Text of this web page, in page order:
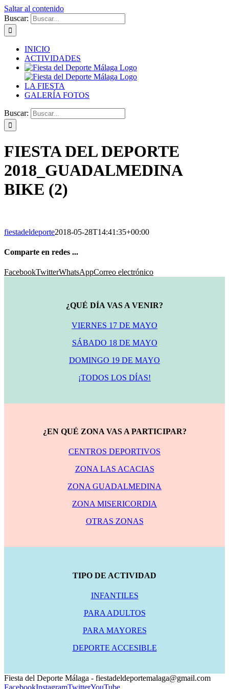
Saltar al contenido
Buscar:
INICIO
ACTIVIDADES
LA FIESTA
GALERÍA FOTOS
Buscar:
FIESTA DEL DEPORTE
2018_GUADALMEDINA
BIKE (2)
fiestadeldeporte2018-05-28T14:41:35+00:00
Comparte en redes ...
FacebookTwitterWhatsAppCorreo electrónico
¿QUÉ DÍA VAS A VENIR?
VIERNES 17 DE MAYO
SÁBADO 18 DE MAYO
DOMINGO 19 DE MAYO
¡TODOS LOS DÍAS!
¿EN QUÉ ZONA VAS A PARTICIPAR?
CENTROS DEPORTIVOS
ZONA LAS ACACIAS
ZONA GUADALMEDINA
ZONA MISERICORDIA
OTRAS ZONAS
TIPO DE ACTIVIDAD
INFANTILES
PARA ADULTOS
PARA MAYORES
DEPORTE ACCESIBLE
Fiesta del Deporte Málaga - fiestadeldeportemalaga@gmail.com
FacebookInstagramTwitterYouTube